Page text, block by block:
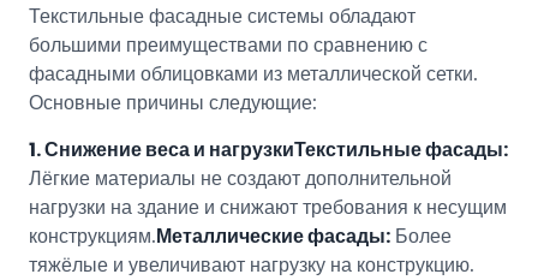
Текстильные фасадные системы обладают
большими преимуществами по сравнению с
фасадными облицовками из металлической сетки.
Основные причины следующие:
1. Снижение веса и нагрузкиТекстильные фасады:
Лёгкие материалы не создают дополнительной
нагрузки на здание и снижают требования к несущим
конструкциям.Металлические фасады: Более
тяжёлые и увеличивают нагрузку на конструкцию.